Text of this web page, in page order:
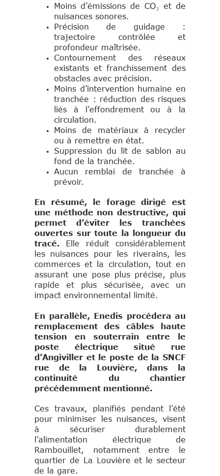
Moins d’émissions de CO₂ et de
nuisances sonores.
Précision de guidage :
trajectoire contrôlée et
profondeur maîtrisée.
Contournement des réseaux
existants et franchissement des
obstacles avec précision.
Moins d’intervention humaine en
tranchée : réduction des risques
liés à l’effondrement ou à la
circulation.
Moins de matériaux à recycler
ou à remettre en état.
Suppression du lit de sablon au
fond de la tranchée.
Aucun remblai de tranchée à
prévoir.
En résumé, le forage dirigé est
une méthode non destructive, qui
permet d’éviter les tranchées
ouvertes sur toute la longueur du
tracé. Elle réduit considérablement
les nuisances pour les riverains, les
commerces et la circulation, tout en
assurant une pose plus précise, plus
rapide et plus sécurisée, avec un
impact environnemental limité.
En parallèle, Enedis procédera au
remplacement des câbles haute
tension en souterrain entre le
poste électrique situé rue
d’Angiviller et le poste de la SNCF
rue de la Louvière, dans la
continuité du chantier
précédemment mentionné.
Ces travaux, planifiés pendant l’été
pour minimiser les nuisances, visent
à sécuriser durablement
l’alimentation électrique de
Rambouillet, notamment entre le
quartier de La Louvière et le secteur
de la gare.